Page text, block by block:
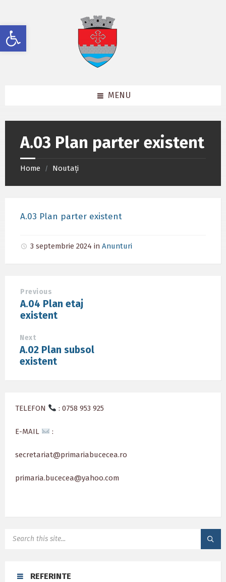
Deschide bara de unelte
content
left
sidebar
footer
MENU
A.03 Plan parter existent
Home / Noutați
A.03 Plan parter existent
3 septembrie 2024 in Anunturi
Previous
A.04 Plan etaj
existent
Next
A.02 Plan subsol
existent
TELEFON : 0758 953 925
E-MAIL :
secretariat@primariabucecea.ro
primaria.bucecea@yahoo.com
REFERINTE